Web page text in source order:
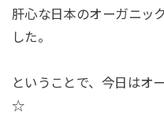
肝心な日本のオーガニッ
した。
ということで、今日はオ
☆